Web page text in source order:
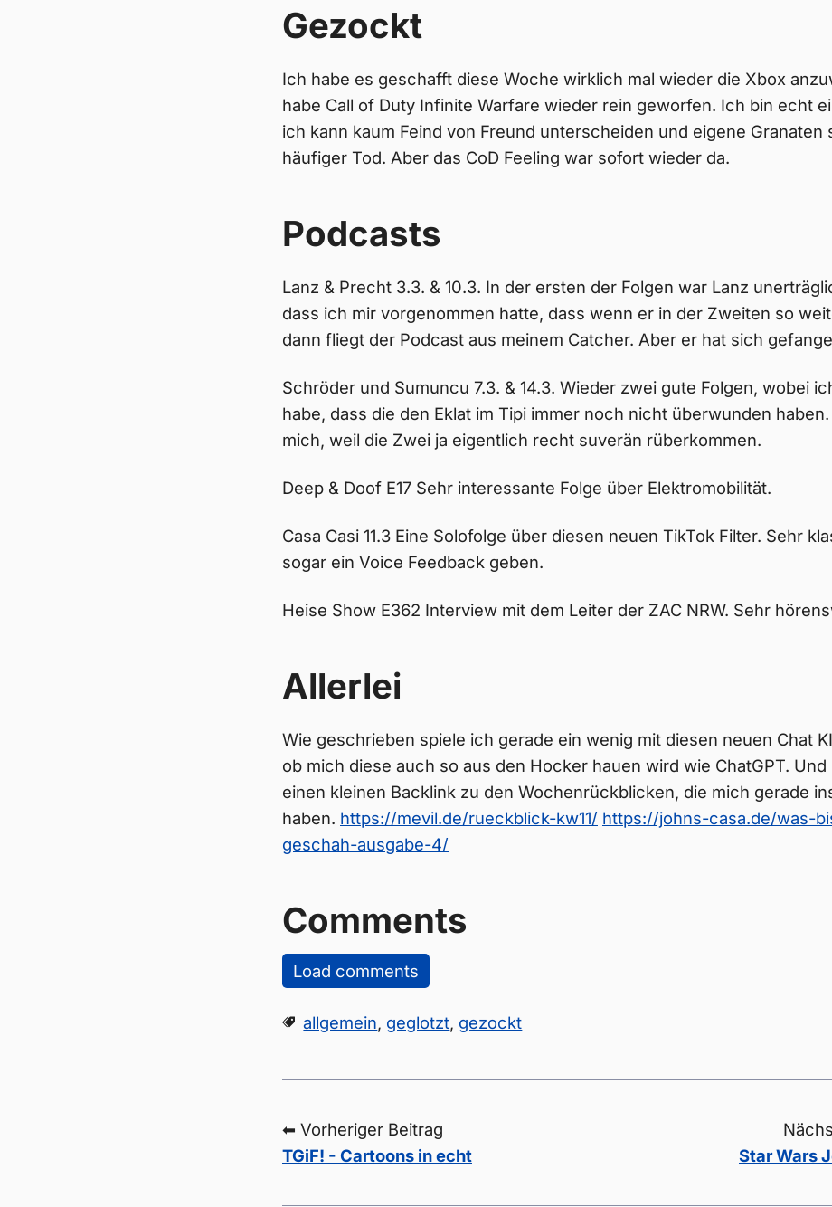
Gezockt
Ich habe es geschafft diese Woche wirklich mal wieder die Xbox
habe Call of Duty Infinite Warfare wieder rein geworfen. Ich bin echt
ich kann kaum Feind von Freund unterscheiden und eigene Granaten
häufiger Tod. Aber das CoD Feeling war sofort wieder da.
Podcasts
Lanz & Precht 3.3. & 10.3. In der ersten der Folgen war Lanz
dass ich mir vorgenommen hatte, dass wenn er in der Zweiten so
dann fliegt der Podcast aus meinem Catcher. Aber er hat sich
Schröder und Sumuncu 7.3. & 14.3. Wieder zwei gute Folgen, wobei
habe, dass die den Eklat im Tipi immer noch nicht überwunden
mich, weil die Zwei ja eigentlich recht suverän rüberkommen.
Deep & Doof E17 Sehr interessante Folge über Elektromobilität.
Casa Casi 11.3 Eine Solofolge über diesen neuen TikTok Filter. Sehr
sogar ein Voice Feedback geben.
Heise Show E362 Interview mit dem Leiter der ZAC NRW. Sehr
Allerlei
Wie geschrieben spiele ich gerade ein wenig mit diesen neuen Chat
ob mich diese auch so aus den Hocker hauen wird wie ChatGPT.
einen kleinen Backlink zu den Wochenrückblicken, die mich gerade
haben. https://mevil.de/rueckblick-kw11/ https://johns-casa.de/was-
geschah-ausgabe-4/
Comments
Load comments
allgemein, geglotzt, gezockt
⬅ Vorheriger Beitrag
TGiF! - Cartoons in echt
Star Wars